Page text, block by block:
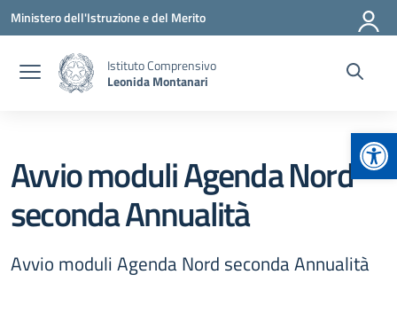
Vai ai contenuti
Vai al menu di navigazione
Vai al footer
Ministero dell'Istruzione e del Merito
Istituto Comprensivo
Leonida Montanari
Avvio moduli Agenda Nord
seconda Annualità
Avvio moduli Agenda Nord seconda Annualità